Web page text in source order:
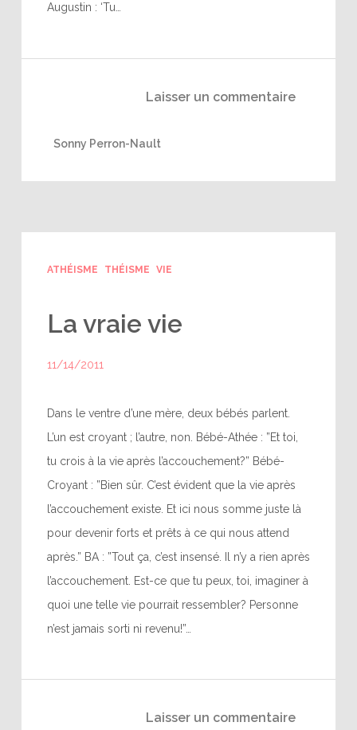
Augustin : ‘Tu…
Laisser un commentaire
Sonny Perron-Nault
ATHÉISME THÉISME VIE
La vraie vie
11/14/2011
Dans le ventre d’une mère, deux bébés parlent.
L’un est croyant ; l’autre, non. Bébé-Athée : ”Et toi,
tu crois à la vie après l’accouchement?” Bébé-
Croyant : ”Bien sûr. C’est évident que la vie après
l’accouchement existe. Et ici nous somme juste là
pour devenir forts et prêts à ce qui nous attend
après.” BA : ”Tout ça, c’est insensé. Il n’y a rien après
l’accouchement. Est-ce que tu peux, toi, imaginer à
quoi une telle vie pourrait ressembler? Personne
n’est jamais sorti ni revenu!”…
Laisser un commentaire